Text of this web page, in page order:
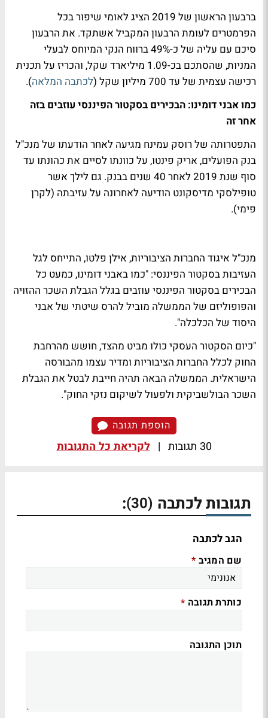
ברבעון הראשון של 2019 הציג לאומי שיפור בכל
הפרמטרים לעומת הרבעון המקביל אשתקד. את הרבעון
סיכם עם עליה של כ-49% ברווח הנקי המיוחס לבעלי
המניות, שהסתכם בכ-1.09 מיליארד שקל, והכריז על תכנית
רכישה עצמית של עד 700 מיליון שקל (
לכתבה המלאה).
כמו אבני דומינו: הבכירים בסקטור הפיננסי עוזבים בזה
אחר זה
התפטרותה של רוסק עמינח מגיעה לאחר הודעתו של מנכ"ל
בנק הפועלים, אריק פינטו, על כוונתו לסיים את כהונתו עד
סוף שנת 2019 לאחר 40 שנים בבנק. גם לילך אשר
טופילסקי מדיסקונט הודיעה לאחרונה על עזיבתה (לקרן
פימי).
מנכ"ל איגוד החברות הציבוריות, אילן פלטו, התייחס לגל
העזיבות בסקטור הפיננסי: "כמו באבני דומינו, כמעט כל
הבכירים בסקטור הפיננסי עוזבים בגלל הגבלת השכר ההזויה
והפופוליזם של הממשלה מוביל להרס שיטתי של אבני
היסוד של הכלכלה".
"כיום הסקטור העסקי כולו מביט מהצד, חושש מהרחבת
החוק לכלל החברות הציבוריות ומדיר עצמו מהבורסה
הישראלית. הממשלה הבאה תהיה חייבת לבטל את הגבלת
השכר הבולשביקית ולפעול לשיקום נזקי החוק".
הוספת תגובה
30 תגובות | לקריאת כל התגובות
תגובות לכתבה (30)
:
הגב לכתבה
שם המגיב *
כותרת תגובה *
תוכן התגובה